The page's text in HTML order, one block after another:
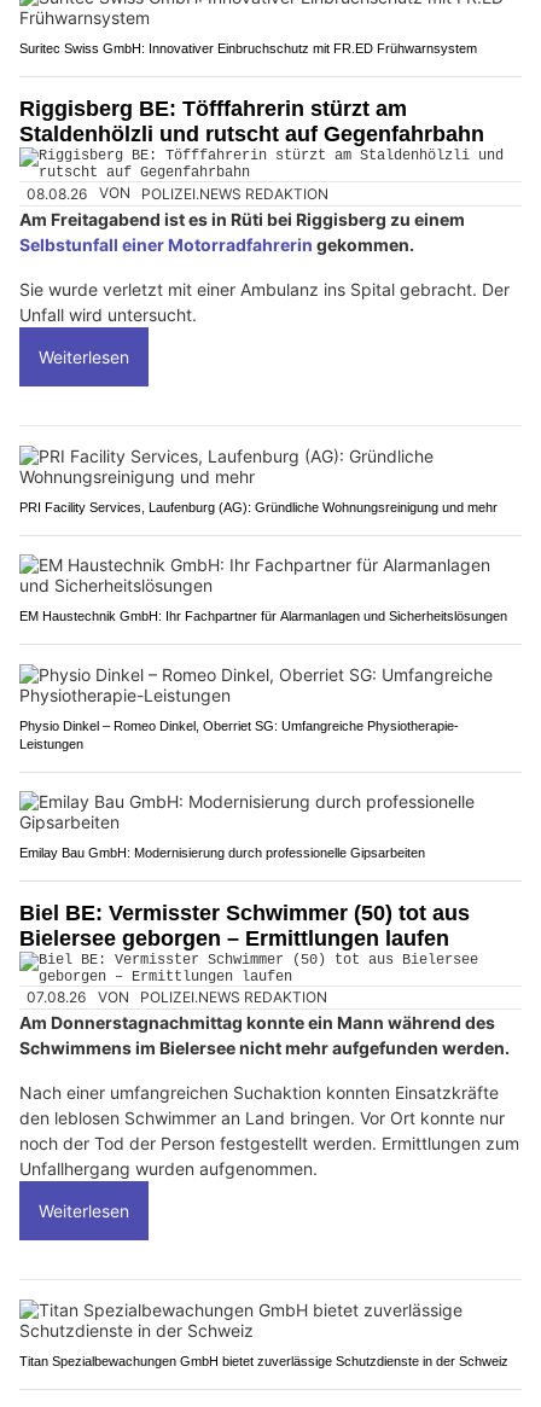
Suritec Swiss GmbH: Innovativer Einbruchschutz mit FR.ED Frühwarnsystem
Riggisberg BE: Töfffahrerin stürzt am
Staldenhölzli und rutscht auf Gegenfahrbahn
08.08.26 VON POLIZEI.NEWS REDAKTION
Am Freitagabend ist es in Rüti bei Riggisberg zu einem
Selbstunfall einer Motorradfahrerin gekommen.
Sie wurde verletzt mit einer Ambulanz ins Spital gebracht. Der
Unfall wird untersucht.
Weiterlesen
PRI Facility Services, Laufenburg (AG): Gründliche Wohnungsreinigung und mehr
EM Haustechnik GmbH: Ihr Fachpartner für Alarmanlagen und Sicherheitslösungen
Physio Dinkel – Romeo Dinkel, Oberriet SG: Umfangreiche Physiotherapie-
Leistungen
Emilay Bau GmbH: Modernisierung durch professionelle Gipsarbeiten
Biel BE: Vermisster Schwimmer (50) tot aus
Bielersee geborgen – Ermittlungen laufen
07.08.26 VON POLIZEI.NEWS REDAKTION
Am Donnerstagnachmittag konnte ein Mann während des
Schwimmens im Bielersee nicht mehr aufgefunden werden.
Nach einer umfangreichen Suchaktion konnten Einsatzkräfte
den leblosen Schwimmer an Land bringen. Vor Ort konnte nur
noch der Tod der Person festgestellt werden. Ermittlungen zum
Unfallhergang wurden aufgenommen.
Weiterlesen
Titan Spezialbewachungen GmbH bietet zuverlässige Schutzdienste in der Schweiz